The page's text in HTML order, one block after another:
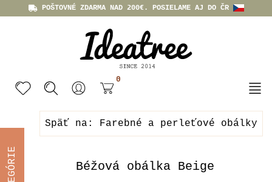
POŠTOVNÉ ZDARMA NAD 200€. POSIELAME AJ DO ČR
0
Späť na: Farebné a perleťové obálky
Béžová obálka Beige